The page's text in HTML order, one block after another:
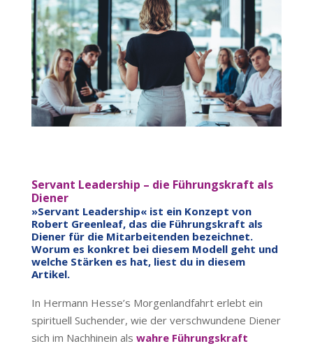
Servant Leadership – die Führungskraft als
Diener
»Servant Leadership« ist ein Konzept von
Robert Greenleaf, das die Führungskraft als
Diener für die Mitarbeitenden bezeichnet.
Worum es konkret bei diesem Modell geht und
welche Stärken es hat, liest du in diesem
Artikel.
In Hermann Hesse’s Morgenlandfahrt erlebt ein
spirituell Suchender, wie der verschwundene Diener
sich im Nachhinein als wahre Führungskraft